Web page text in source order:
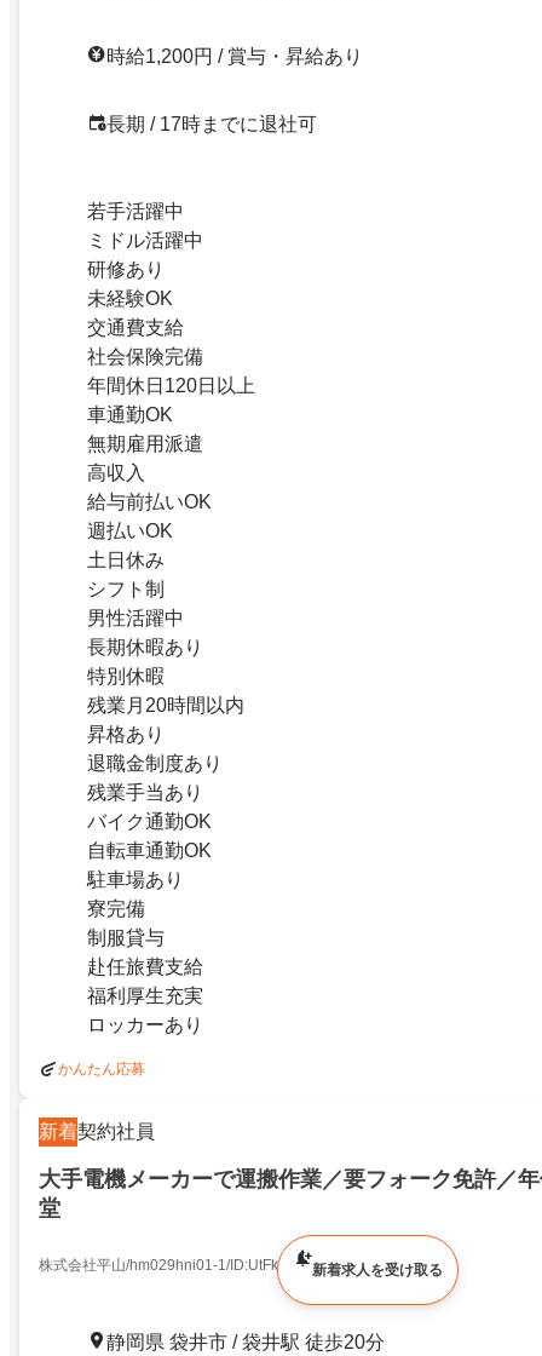
時給1,200円 / 賞与・昇給あり
長期 / 17時までに退社可
若手活躍中
ミドル活躍中
研修あり
未経験OK
交通費支給
社会保険完備
年間休日120日以上
車通勤OK
無期雇用派遣
高収入
給与前払いOK
週払いOK
土日休み
シフト制
男性活躍中
長期休暇あり
特別休暇
残業月20時間以内
昇格あり
退職金制度あり
残業手当あり
バイク通勤OK
自転車通勤OK
駐車場あり
寮完備
制服貸与
赴任旅費支給
福利厚生充実
ロッカーあり
かんたん応募
新着契約社員
大手電機メーカーで運搬作業／要フォーク免許／
堂
株式会社平山/hm029hni01-1/ID:UtFknioZtl
静岡県 袋井市 / 袋井駅 徒歩20分
新着求人を受け取る